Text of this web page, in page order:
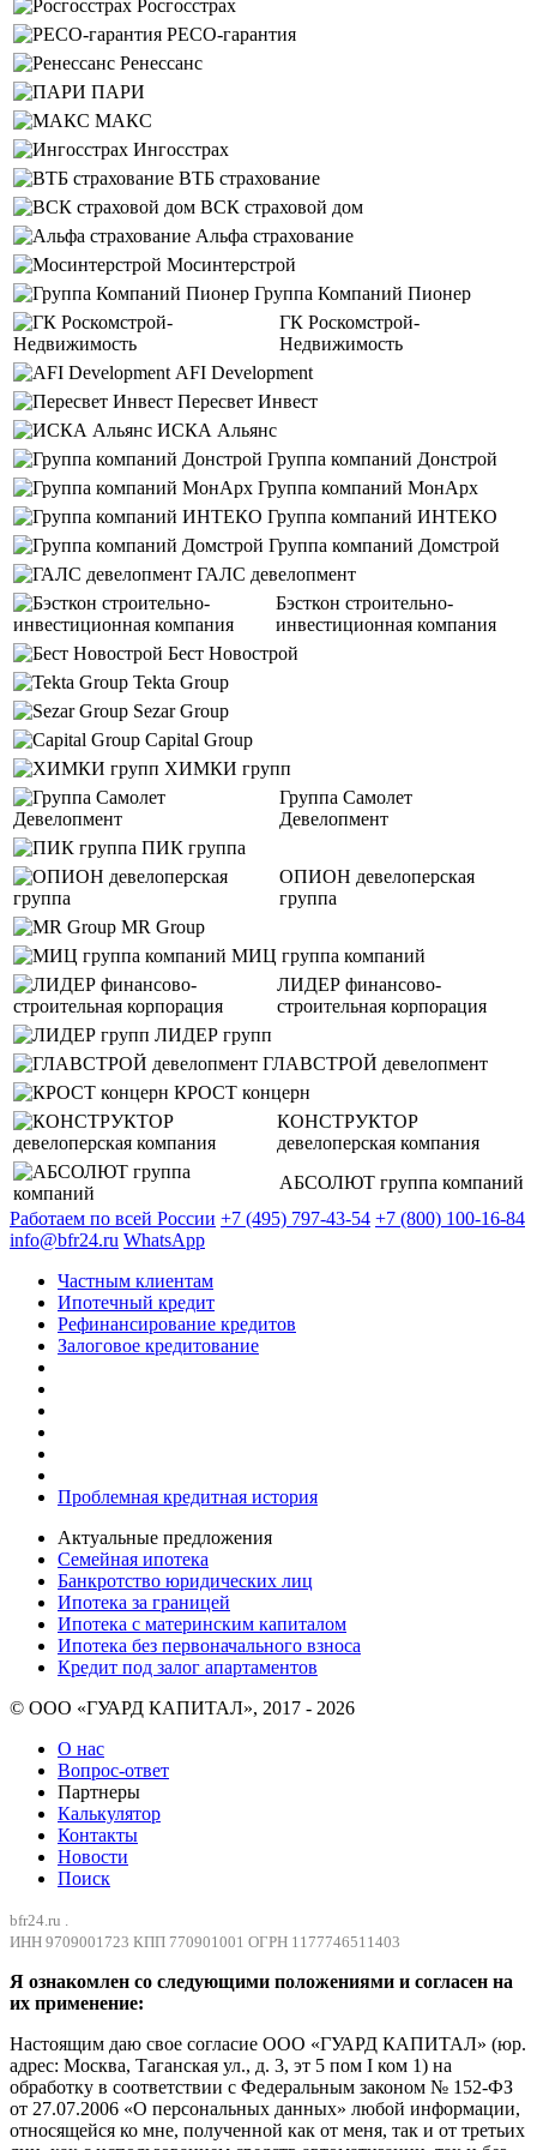
Росгосстрах
РЕСО-гарантия
Ренессанс
ПАРИ
МАКС
Ингосстрах
ВТБ страхование
ВСК страховой дом
Альфа страхование
Мосинтерстрой
Группа Компаний Пионер
ГК Роскомстрой-
Недвижимость
AFI Development
Пересвет Инвест
ИСКА Альянс
Группа компаний Донстрой
Группа компаний МонАрх
Группа компаний ИНТЕКО
Группа компаний Домстрой
ГАЛС девелопмент
Бэсткон строительно-
инвестиционная компания
Бест Новострой
Tekta Group
Sezar Group
Capital Group
ХИМКИ групп
Группа Самолет
Девелопмент
ПИК группа
ОПИОН девелоперская
группа
MR Group
МИЦ группа компаний
ЛИДЕР финансово-
строительная корпорация
ЛИДЕР групп
ГЛАВСТРОЙ девелопмент
КРОСТ концерн
КОНСТРУКТОР
девелоперская компания
АБСОЛЮТ группа компаний
Работаем по всей России +7 (495) 797-43-54 +7 (800) 100-16-84
info@bfr24.ru WhatsApp
Частным клиентам
Ипотечный кредит
Рефинансирование кредитов
Залоговое кредитование
Проблемная кредитная история
Актуальные предложения
Семейная ипотека
Банкротство юридических лиц
Ипотека за границей
Ипотека с материнским капиталом
Ипотека без первоначального взноса
Кредит под залог апартаментов
© ООО «ГУАРД КАПИТАЛ», 2017 - 2026
О нас
Вопрос-ответ
Партнеры
Калькулятор
Контакты
Новости
Поиск
bfr24.ru .
ИНН 9709001723 КПП 770901001 ОГРН 1177746511403
Я ознакомлен со следующими положениями и согласен на
их применение:
Настоящим даю свое согласие ООО «ГУАРД КАПИТАЛ» (юр.
адрес: Москва, Таганская ул., д. 3, эт 5 пом I ком 1) на
обработку в соответствии с Федеральным законом № 152-ФЗ
от 27.07.2006 «О персональных данных» любой информации,
относящейся ко мне, полученной как от меня, так и от третьих